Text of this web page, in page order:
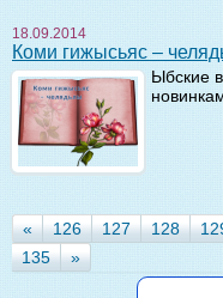
18.09.2014
Коми гижысьяс –
Ыбские
« 126 127 128
135
»